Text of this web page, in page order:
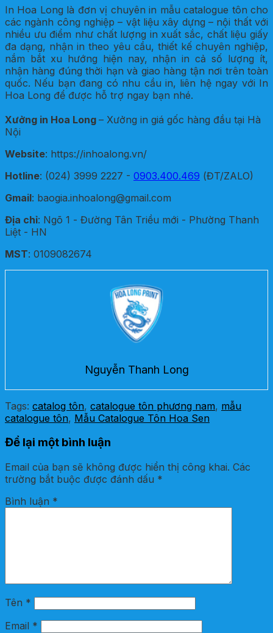
In Hoa Long là đơn vị chuyên in mẫu catalogue tôn cho
các ngành công nghiệp – vật liệu xây dựng – nội thất với
nhiều ưu điểm như chất lượng in xuất sắc, chất liệu giấy
đa dạng, nhận in theo yêu cầu, thiết kế chuyên nghiệp,
nắm bắt xu hướng hiện nay, nhận in cả số lượng ít,
nhận hàng đúng thời hạn và giao hàng tận nơi trên toàn
quốc. Nếu bạn đang có nhu cầu in, liên hệ ngay với In
Hoa Long để được hỗ trợ ngay bạn nhé.
Xưởng in Hoa Long – Xưởng in giá gốc hàng đầu tại Hà
Nội
Website: https://inhoalong.vn/
Hotline: (024) 3999 2227 - 0903.400.469 (ĐT/ZALO)
Gmail: baogia.inhoalong@gmail.com
Địa chỉ: Ngõ 1 - Đường Tân Triều mới - Phường Thanh
Liệt - HN
MST: 0109082674
Nguyễn Thanh Long
Tags: catalog tôn, catalogue tôn phương nam, mẫu
catalogue tôn, Mẫu Catalogue Tôn Hoa Sen
Để lại một bình luận
Email của bạn sẽ không được hiển thị công khai. Các
trường bắt buộc được đánh dấu *
Bình luận *
Tên *
Email *